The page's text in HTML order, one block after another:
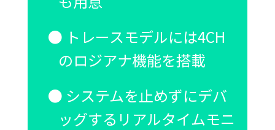
トレースモデルには4CH
のロジアナ機能を搭載
システムを止めずにデバ
ッグするリアルタイムモニ